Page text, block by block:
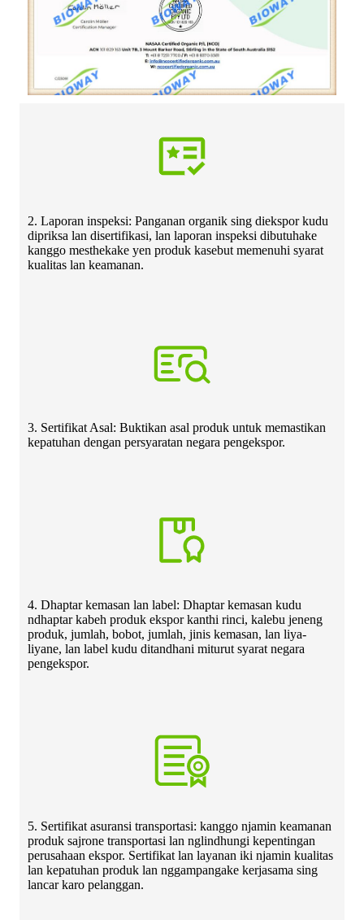
2. Laporan inspeksi: Panganan organik sing diekspor kudu
dipriksa lan disertifikasi, lan laporan inspeksi dibutuhake
kanggo mesthekake yen produk kasebut memenuhi syarat
kualitas lan keamanan.
3. Sertifikat Asal: Buktikan asal produk untuk memastikan
kepatuhan dengan persyaratan negara pengekspor.
4. Dhaptar kemasan lan label: Dhaptar kemasan kudu
ndhaptar kabeh produk ekspor kanthi rinci, kalebu jeneng
produk, jumlah, bobot, jumlah, jinis kemasan, lan liya-
liyane, lan label kudu ditandhani miturut syarat negara
pengekspor.
5. Sertifikat asuransi transportasi: kanggo njamin keamanan
produk sajrone transportasi lan nglindhungi kepentingan
perusahaan ekspor. Sertifikat lan layanan iki njamin kualitas
lan kepatuhan produk lan nggampangake kerjasama sing
lancar karo pelanggan.